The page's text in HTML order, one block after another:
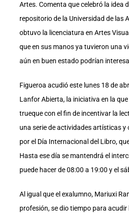
Artes. Comenta que celebró la idea
repositorio de la Universidad de las
obtuvo la licenciatura en Artes
que en sus manos ya tuvieron una
aún en buen estado podrían
Figueroa acudió este lunes 18 de
Lanfor Abierta, la iniciativa en la
trueque con el fin de incentivar la
una serie de actividades artísticas
por el Día Internacional del Libro,
Hasta ese día se mantendrá el
puede hacer de 08:00 a 19:00 y el
Al igual que el exalumno, Mariuxi
profesión, se dio tiempo para acudir